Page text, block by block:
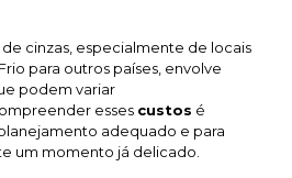
cinzas, especialmente de locais
para outros países, envolve
podem variar
esses custos é
adequado e para
um momento já delicado.